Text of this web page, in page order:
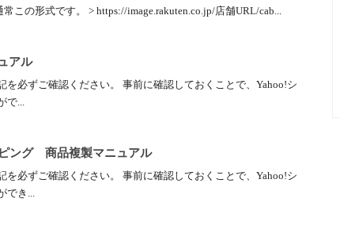
この形式です。 > https://image.rakuten.co.jp/店舗URL/cab...
アル
必ずご確認ください。 事前に確認しておくことで、Yahoo!シ
で...
ング 商品複製マニュアル
必ずご確認ください。 事前に確認しておくことで、Yahoo!シ
でき...